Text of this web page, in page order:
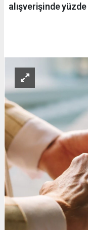
alışverişinde